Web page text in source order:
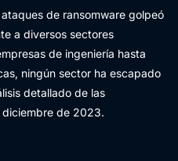
de ransomware golpeó
a diversos sectores
de ingeniería hasta
ningún sector ha escapado
detallado de las
de 2023.